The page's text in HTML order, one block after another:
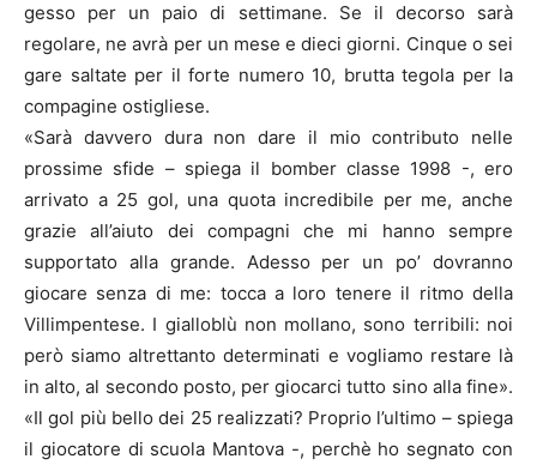
gesso per un paio di settimane. Se il decorso sarà
regolare, ne avrà per un mese e dieci giorni. Cinque o sei
gare saltate per il forte numero 10, brutta tegola per la
compagine ostigliese.
«Sarà davvero dura non dare il mio contributo nelle
prossime sfide – spiega il bomber classe 1998 -, ero
arrivato a 25 gol, una quota incredibile per me, anche
grazie all’aiuto dei compagni che mi hanno sempre
supportato alla grande. Adesso per un po’ dovranno
giocare senza di me: tocca a loro tenere il ritmo della
Villimpentese. I gialloblù non mollano, sono terribili: noi
però siamo altrettanto determinati e vogliamo restare là
in alto, al secondo posto, per giocarci tutto sino alla fine».
«Il gol più bello dei 25 realizzati? Proprio l’ultimo – spiega
il giocatore di scuola Mantova -, perchè ho segnato con